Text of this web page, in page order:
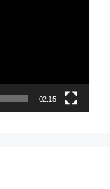
02:15